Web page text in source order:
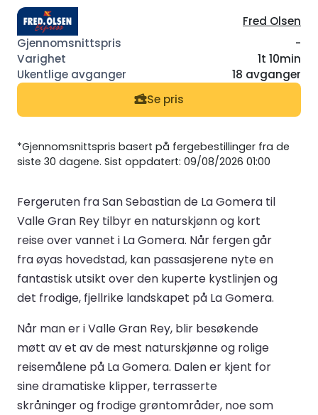
Fred Olsen
-
1t 10min
18 avganger
Se pris
*Gjennomsnittspris basert på fergebestillinger fra de
siste 30 dagene. Sist oppdatert: 09/08/2026 01:00
Fergeruten fra San Sebastian de La Gomera til
Valle Gran Rey tilbyr en naturskjønn og kort
reise over vannet i La Gomera. Når fergen går
fra øyas hovedstad, kan passasjerene nyte en
fantastisk utsikt over den kuperte kystlinjen og
det frodige, fjellrike landskapet på La Gomera.
Når man er i Valle Gran Rey, blir besøkende
møtt av et av de mest naturskjønne og rolige
reisemålene på La Gomera. Dalen er kjent for
sine dramatiske klipper, terrasserte
skråninger og frodige grøntområder, noe som